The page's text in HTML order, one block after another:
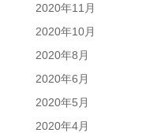
2020年11月
2020年10月
2020年8月
2020年6月
2020年5月
2020年4月